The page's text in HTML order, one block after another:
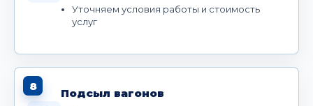
Уточняем условия работы и стоимость
услуг
8
Подсыл вагонов